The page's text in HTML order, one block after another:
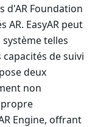
d'AR Foundation
EasyAR peut
telles
de suivi
deux
non
propre
Engine, offrant